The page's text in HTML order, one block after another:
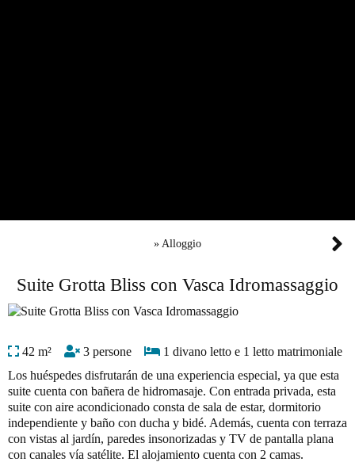
» Alloggio
Suite Grotta Bliss con Vasca Idromassaggio
42 m² 3 persone
1 divano letto e 1 letto matrimoniale
Los huéspedes disfrutarán de una experiencia especial, ya que esta
suite cuenta con bañera de hidromasaje. Con entrada privada, esta
suite con aire acondicionado consta de sala de estar, dormitorio
independiente y baño con ducha y bidé. Además, cuenta con terraza
con vistas al jardín, paredes insonorizadas y TV de pantalla plana
con canales vía satélite. El alojamiento cuenta con 2 camas.